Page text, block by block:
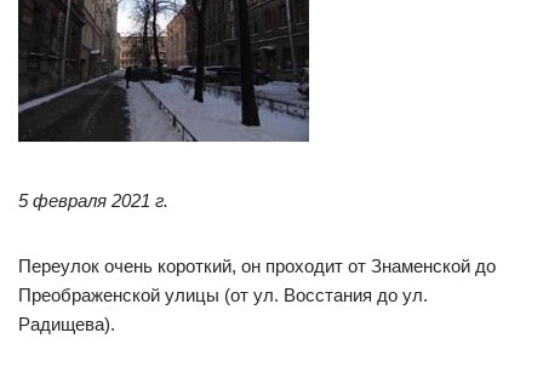
5 февраля 2021 г.
Переулок очень короткий, он проходит от Знаменской до
Преображенской улицы (от ул. Восстания до ул.
Радищева).